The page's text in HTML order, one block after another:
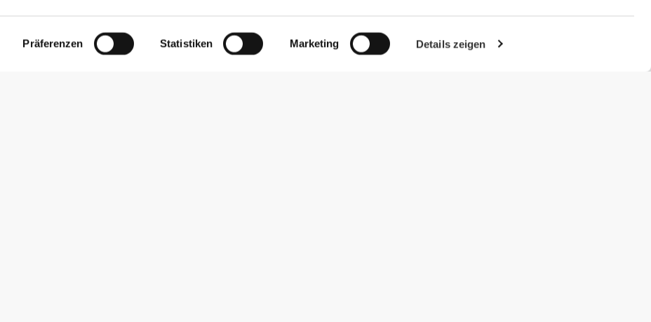
Präferenzen Statistiken Marketing Details zeigen